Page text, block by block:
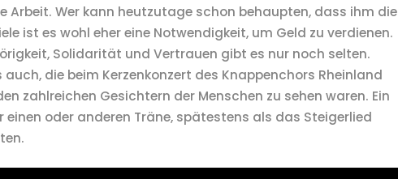
Arbeit. Wer kann heutzutage schon behaupten, dass ihm die
ist es wohl eher eine Notwendigkeit, um Geld zu verdienen.
Solidarität und Vertrauen gibt es nur noch selten.
die beim Kerzenkonzert des Knappenchors Rheinland
zahlreichen Gesichtern der Menschen zu sehen waren. Ein
oder anderen Träne, spätestens als das Steigerlied